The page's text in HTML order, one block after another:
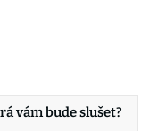
vám bude slušet?